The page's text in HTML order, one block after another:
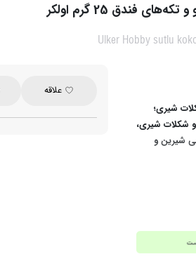
فندق 25 گرم اولکر
Ulker Hobby sutlu
شیری؛
و شکلات شیری،
شیرین و
کاکائو،
علاقه